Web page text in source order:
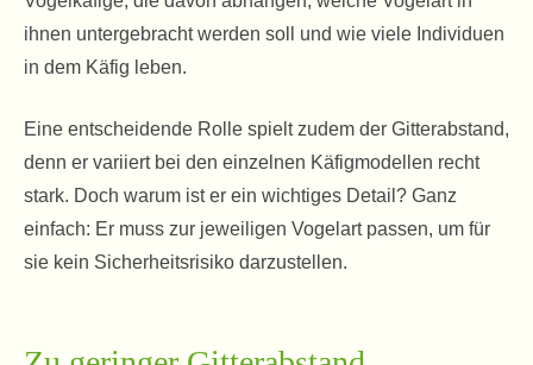
ihnen untergebracht werden soll und wie viele Individuen
in dem Käfig leben.
Eine entscheidende Rolle spielt zudem der Gitterabstand,
denn er variiert bei den einzelnen Käfigmodellen recht
stark. Doch warum ist er ein wichtiges Detail? Ganz
einfach: Er muss zur jeweiligen Vogelart passen, um für
sie kein Sicherheitsrisiko darzustellen.